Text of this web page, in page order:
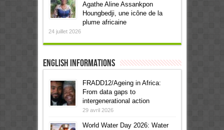
Agathe Aline Assankpon
Houngbedji, une icône de la
plume africaine
24 juillet 2026
English informations
FRADD12/Ageing in Africa:
From data gaps to
intergenerational action
29 avril 2026
World Water Day 2026: Water